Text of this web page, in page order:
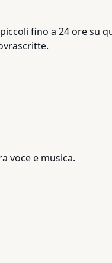
fino a 24 ore su
voce e musica.